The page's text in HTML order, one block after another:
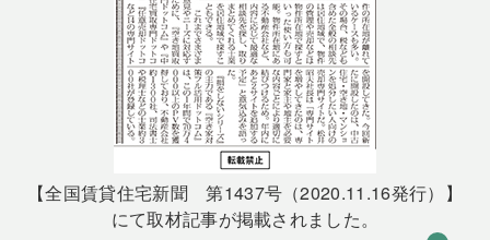
【全国賃貸住宅新聞 第1437号（2020.11.16発行）】
にて取材記事が掲載されました。